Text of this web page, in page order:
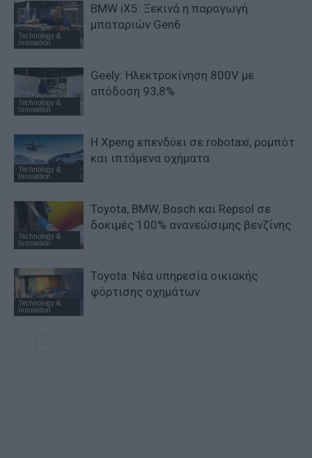
Technology &
Innovation
BMW iX5: Ξεκινά η παραγωγή
μπαταριών Gen6
Technology &
Innovation
Geely: Ηλεκτροκίνηση 800V με
απόδοση 93,8%
Technology &
Innovation
Η Xpeng επενδύει σε robotaxi, ρομπότ
και ιπτάμενα οχήματα
Technology &
Innovation
Toyota, BMW, Bosch και Repsol σε
δοκιμές 100% ανανεώσιμης βενζίνης
Technology &
Innovation
Toyota: Νέα υπηρεσία οικιακής
φόρτισης οχημάτων